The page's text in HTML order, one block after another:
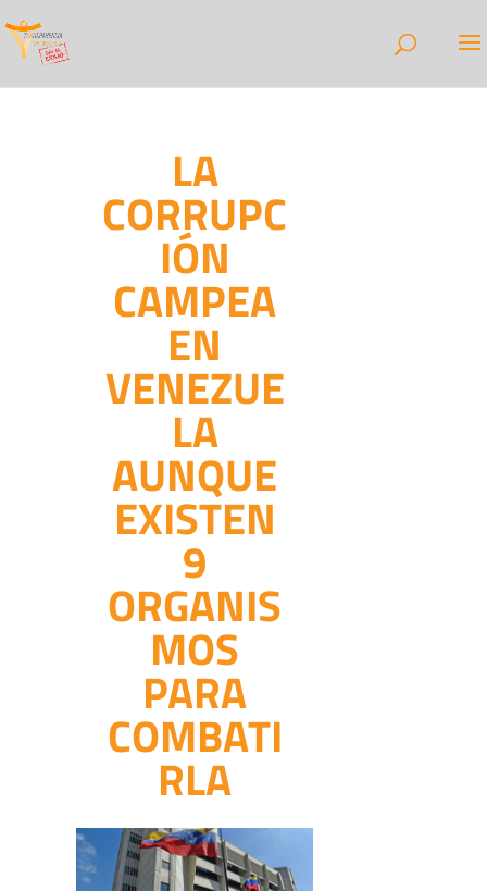
LA
CORRUPC
IÓN
CAMPEA
EN
VENEZUE
LA
AUNQUE
EXISTEN
9
ORGANIS
MOS
PARA
COMBATI
RLA